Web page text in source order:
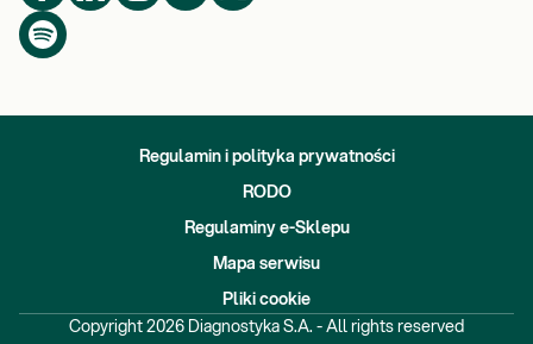
Regulamin i polityka prywatności
RODO
Regulaminy e-Sklepu
Mapa serwisu
Pliki cookie
Copyright 2026 Diagnostyka S.A. - All rights reserved